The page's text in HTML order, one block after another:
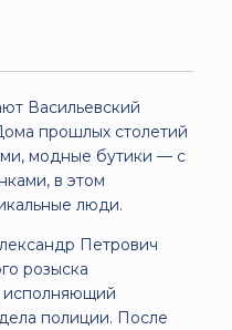
Васильевский
прошлых столетий
модные бутики — с
в этом
люди.
Петрович
розыска
исполняющий
полиции. После